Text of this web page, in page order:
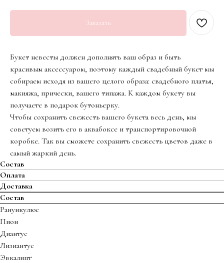
Заказать
Букет невесты должен дополнять ваш образ и быть
красивым аксессуаром, поэтому каждый свадебный букет мы
собираем исходя из вашего целого образа: свадебного платья,
макияжа, прически, вашего типажа. К каждом букету вы
получаете в подарок бутоньерку.
Чтобы сохранить свежесть вашего букета весь день, мы
советуем возить его в аквабоксе и транспортировочной
коробке. Так вы сможете сохранить свежесть цветов даже в
самый жаркий день.
Состав
Оплата
Доставка
Состав
Ранункулюс
Пион
Диантус
Лизиантус
Эвкалипт